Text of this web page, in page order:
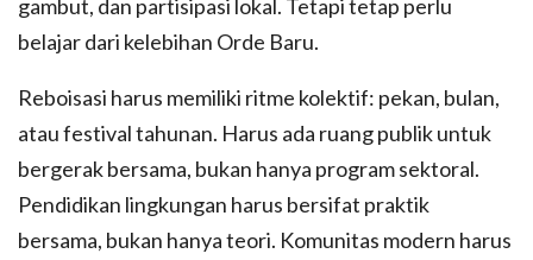
gambut, dan partisipasi lokal. Tetapi tetap perlu
belajar dari kelebihan Orde Baru.
Reboisasi harus memiliki ritme kolektif: pekan, bulan,
atau festival tahunan. Harus ada ruang publik untuk
bergerak bersama, bukan hanya program sektoral.
Pendidikan lingkungan harus bersifat praktik
bersama, bukan hanya teori. Komunitas modern harus